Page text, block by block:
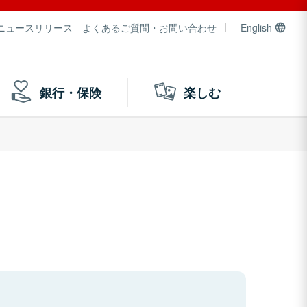
ュースリリース よくあるご質問・お問い合わせ English
銀行・保険 楽しむ